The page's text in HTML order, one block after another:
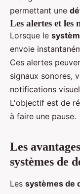
permettant une
Les alertes et les
Lorsque le
envoie
Ces alertes
signaux sonores,
notifications
L'objectif est de
à faire une pause.
Les
systèmes de
Les systèmes de